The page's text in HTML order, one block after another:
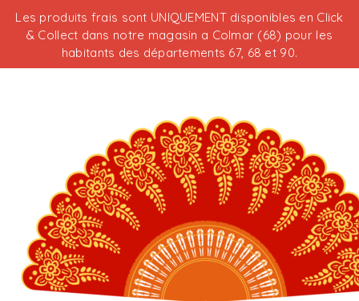
Les produits frais sont UNIQUEMENT disponibles en Click
& Collect dans notre magasin a Colmar (68) pour les
habitants des départements 67, 68 et 90.